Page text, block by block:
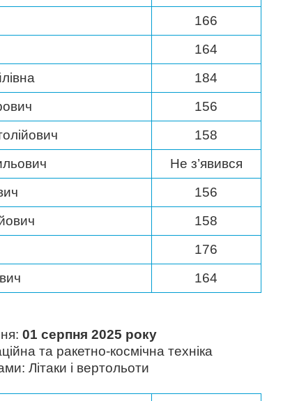
166
164
184
156
158
Не з’явився
156
158
176
164
01 серпня 2025 року
та ракетно-космічна техніка
Літаки і вертольоти